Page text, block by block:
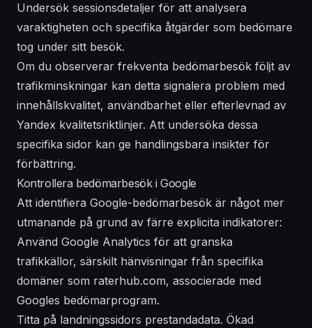
Undersök sessionsdetaljer för att analysera
varaktigheten och specifika åtgärder som bedömare
tog under sitt besök.
Om du observerar frekventa bedömarbesök följt av
trafikminskningar kan detta signalera problem med
innehållskvalitet, användbarhet eller efterlevnad av
Yandex kvalitetsriktlinjer. Att undersöka dessa
specifika sidor kan ge handlingsbara insikter för
förbättring.
Kontrollera bedömarbesök i Google
Att identifiera Google-bedömarbesök är något mer
utmanande på grund av färre explicita indikatorer:
Använd Google Analytics för att granska
trafikkällor, särskilt hänvisningar från specifika
domäner som raterhub.com, associerade med
Googles bedömarprogram.
Titta på landningssidors prestandadata. Ökad